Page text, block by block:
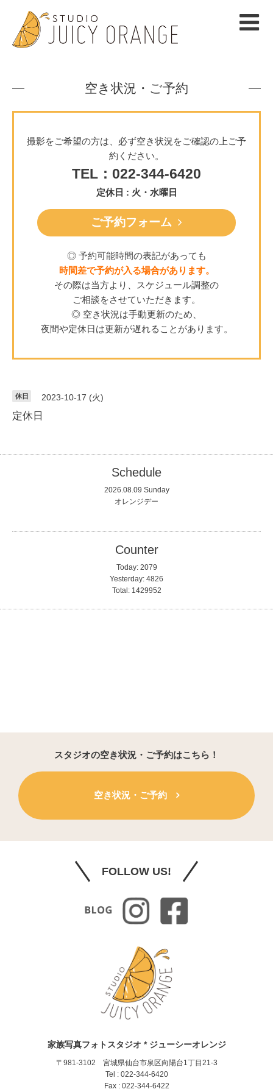
空き状況・ご予約
撮影をご希望の方は、必ず空き状況をご確認の上ご予
約ください。
TEL：022-344-6420
定休日 : 火・水曜日
ご予約フォーム
◎ 予約可能時間の表記があっても
時間差で予約が入る場合があります。
その際は当方より、スケジュール調整の
ご相談をさせていただきます。
◎ 空き状況は手動更新のため、
夜間や定休日は更新が遅れることがあります。
休日 2023-10-17 (火)
定休日
Schedule
2026.08.09 Sunday
オレンジデー
Counter
Today: 2079
Yesterday: 4826
Total: 1429952
スタジオの空き状況・ご予約はこちら！
空き状況・ご予約
FOLLOW US!
家族写真フォトスタジオ * ジューシーオレンジ
〒981-3102 宮城県仙台市泉区向陽台1丁目21-3
Tel : 022-344-6420
Fax : 022-344-6422